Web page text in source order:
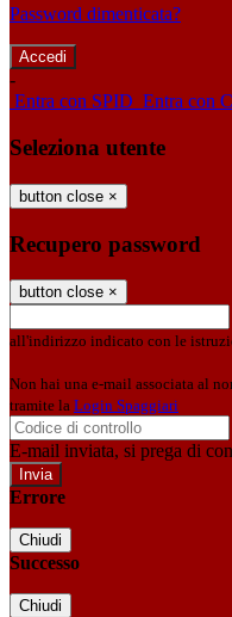
Password dimenticata?
-
Entra con SPID Entra con
Seleziona utente
button close ×
Recupero password
button close ×
all'indirizzo indicato con le
Non hai una e-mail associata al
tramite la Login Spaggiari
E-mail inviata, si prega di
Errore
Chiudi
Successo
Chiudi